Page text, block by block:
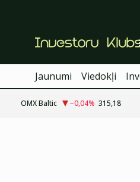
Jaunumi Viedokļi
OMX Baltic −0,04% 315,18